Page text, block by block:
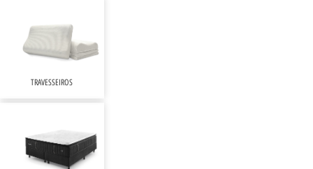
TRAVESSEIROS